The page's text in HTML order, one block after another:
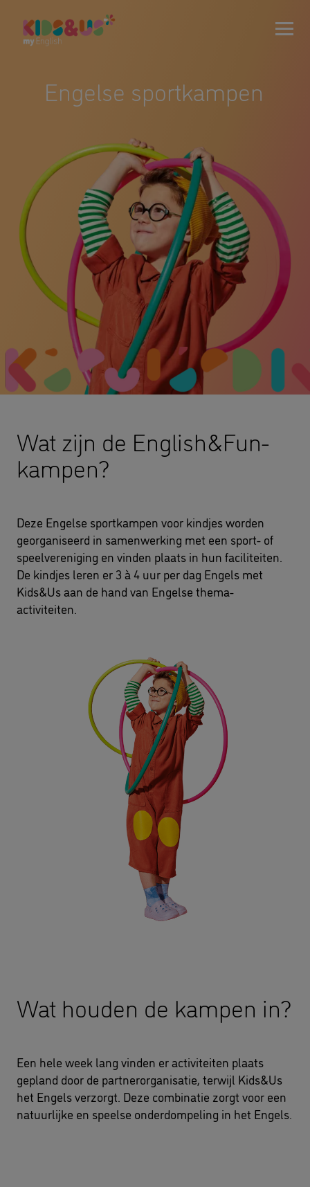
Engelse sportkampen
Wat zijn de English&Fun-
kampen?
Deze Engelse sportkampen voor kindjes worden
georganiseerd in samenwerking met een sport- of
speelvereniging en vinden plaats in hun faciliteiten.
De kindjes leren er 3 à 4 uur per dag Engels met
Kids&Us aan de hand van Engelse thema-
activiteiten.
Wat houden de kampen in?
Een hele week lang vinden er activiteiten plaats
gepland door de partnerorganisatie, terwijl Kids&Us
het Engels verzorgt. Deze combinatie zorgt voor een
natuurlijke en speelse onderdompeling in het Engels.